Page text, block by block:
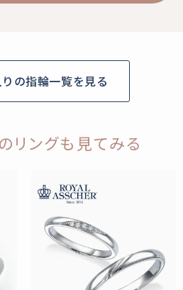
の指輪一覧を見る
リングも見てみる